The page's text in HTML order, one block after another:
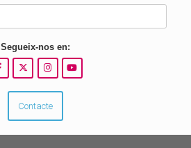
Segueix-nos en:
Contacte